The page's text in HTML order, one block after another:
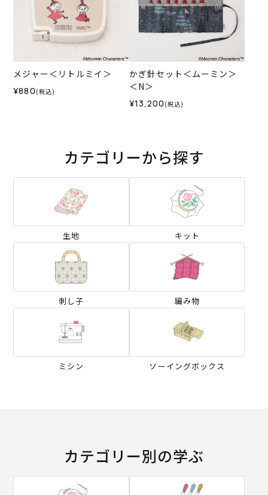
メジャー＜リトルミイ＞
¥880 (税込)
かぎ針セット＜ムーミン＞
＜N＞
¥13,200 (税込)
カテゴリーから探す
生地 キット
刺し子 編み物
ミシン ソーイングボックス
カテゴリー別の学ぶ